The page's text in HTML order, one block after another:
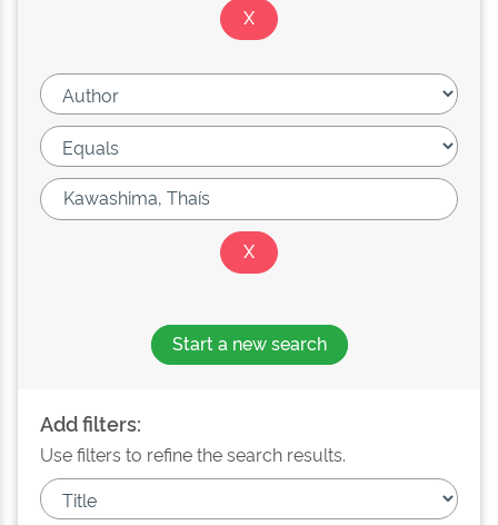
Start a new search
Add filters:
Use filters to refine the search results.